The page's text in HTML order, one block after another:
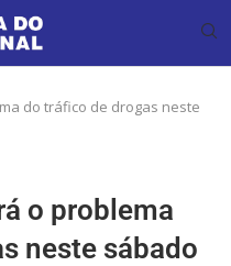
do tráfico de drogas neste
o problema
neste sábado